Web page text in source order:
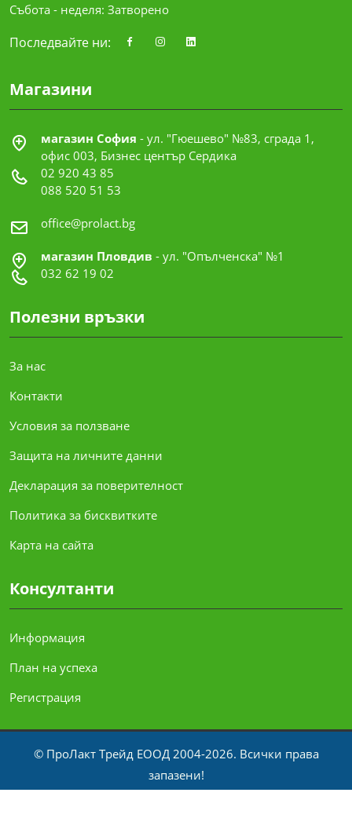
Събота - неделя: Затворено
Последвайте ни:
Магазини
магазин София - ул. "Гюешево" №83, сграда 1,
офис 003, Бизнес център Сердика
02 920 43 85
088 520 51 53
office@prolact.bg
магазин Пловдив - ул. "Опълченска" №1
032 62 19 02
Полезни връзки
За нас
Контакти
Условия за ползване
Защита на личните данни
Декларация за поверителност
Политика за бисквитките
Карта на сайта
Консултанти
Информация
План на успеха
Регистрация
© ПроЛакт Трейд ЕООД 2004-2026. Всички права
запазени!